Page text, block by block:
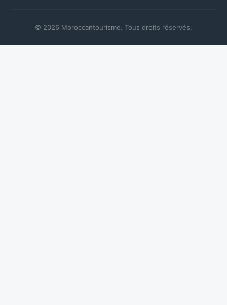
© 2026 Moroccantourisme. Tous droits réservés.